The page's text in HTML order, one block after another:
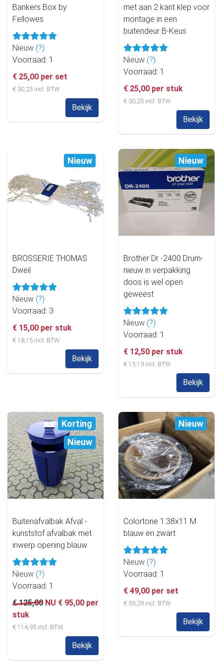
Bankers Box by
Fellowes
Nieuw (?)
Voorraad: 1
€ 25,00 per set
€ 30,25 incl. BTW
Bekijk
met aan 2 kant klep voor
montage in een
buitendeur B-Keus
Nieuw (?)
Voorraad: 1
€ 25,00 per stuk
€ 30,25 incl. BTW
Bekijk
Nieuw
BROSSERIE THOMAS
Dweil
Nieuw (?)
Voorraad: 3
€ 15,00 per stuk
€ 18,15 incl. BTW
Bekijk
Nieuw
Brother Dr -2400 Drum-
nieuw in verpakking
doos is wel open
geweest
Nieuw (?)
Voorraad: 1
€ 12,50 per stuk
€ 15,13 incl. BTW
Bekijk
Korting
Nieuw
Buitenafvalbak Afval -
kunststof afvalbak met
inwerp opening blauw
Nieuw (?)
Voorraad: 1
€ 125,00 NU € 95,00 per
stuk
€ 114,95 incl. BTW
Bekijk
Nieuw
Colortone 1.38x11 M
blauw en zwart
Nieuw (?)
Voorraad: 1
€ 49,00 per set
€ 59,29 incl. BTW
Bekijk